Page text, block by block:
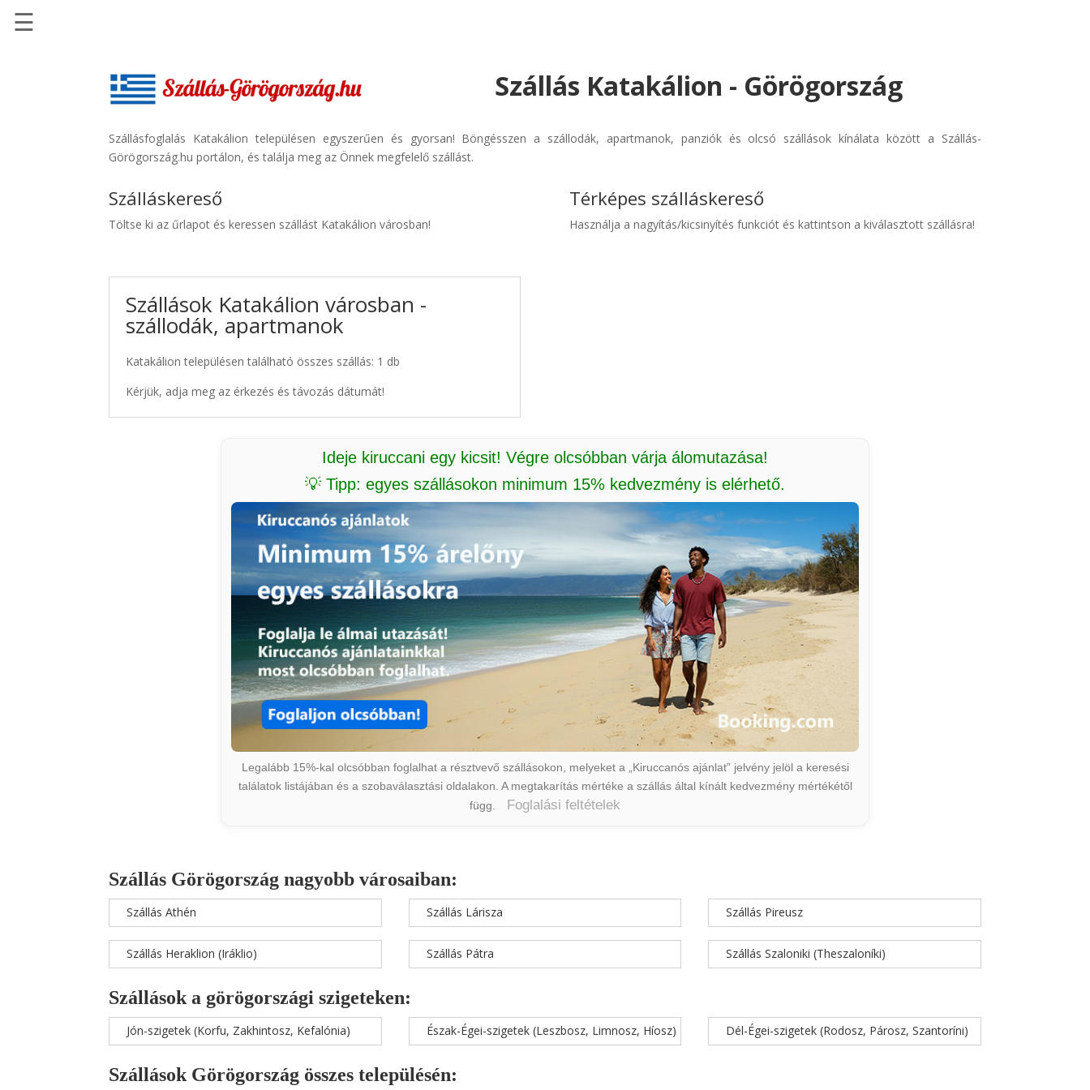
Szállásinfo.eu
Repülőjegy
Autóbérlés
☰
Szállás Katakálion - Görögország
Szállásfoglalás Katakálion településen egyszerűen és gyorsan! Böngésszen a szállodák, apartmanok, panziók és olcsó szállások kínálata között a Szállás-
Görögország.hu portálon, és találja meg az Önnek megfelelő szállást.
Szálláskereső
Töltse ki az űrlapot és keressen szállást Katakálion városban!
Szállások Katakálion városban -
szállodák, apartmanok
Katakálion településen található összes szállás: 1 db
Kérjük, adja meg az érkezés és távozás dátumát!
Térképes szálláskereső
Használja a nagyítás/kicsinyítés funkciót és kattintson a kiválasztott szállásra!
Ideje kiruccani egy kicsit! Végre olcsóbban várja álomutazása!
💡 Tipp: egyes szállásokon minimum 15% kedvezmény is elérhető.
Legalább 15%-kal olcsóbban foglalhat a résztvevő szállásokon, melyeket a „Kiruccanós ajánlat” jelvény jelöl a keresési
találatok listájában és a szobaválasztási oldalakon. A megtakarítás mértéke a szállás által kínált kedvezmény mértékétől
függ.
Foglalási feltételek
Szállás Görögország nagyobb városaiban:
Szállás Athén
Szállás Heraklion (Iráklio)
Szállás Lárisza
Szállás Pátra
Szállás Pireusz
Szállás Szaloniki (Theszaloníki)
Szállások a görögországi szigeteken:
Jón-szigetek (Korfu, Zakhintosz, Kefalónia) Észak-Égei-szigetek (Leszbosz, Limnosz, Híosz) Dél-Égei-szigetek (Rodosz, Párosz, Szantoríni)
Szállások Görögország összes településén: